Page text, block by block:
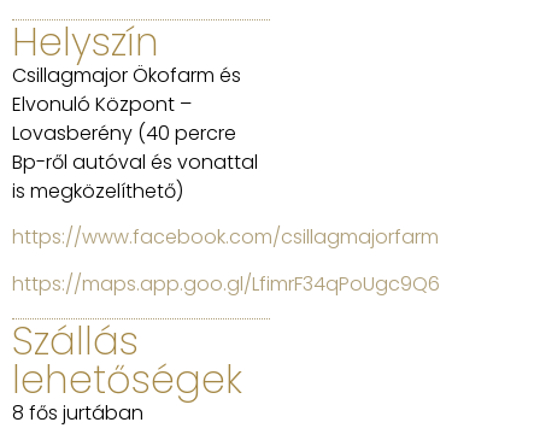
Helyszín
Csillagmajor Ökofarm és
Elvonuló Központ –
Lovasberény (40 percre
Bp-ről autóval és vonattal
is megközelíthető)
https://www.facebook.com/csillagmajorfarm
https://maps.app.goo.gl/LfimrF34qPoUgc9Q6
Szállás
lehetőségek
8 fős jurtában